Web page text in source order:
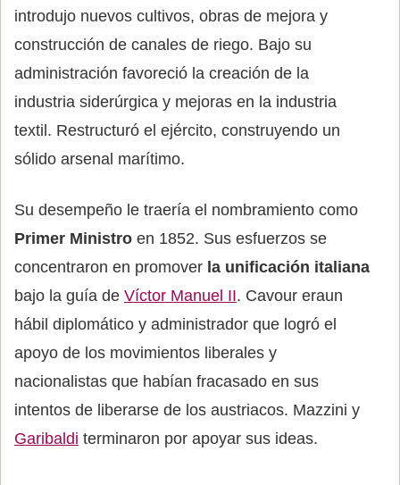
introdujo nuevos cultivos, obras de mejora y
construcción de canales de riego. Bajo su
administración favoreció la creación de la
industria siderúrgica y mejoras en la industria
textil. Restructuró el ejército, construyendo un
sólido arsenal marítimo.
Su desempeño le traería el nombramiento como
Primer Ministro en 1852. Sus esfuerzos se
concentraron en promover la unificación italiana
bajo la guía de Víctor Manuel II. Cavour eraun
hábil diplomático y administrador que logró el
apoyo de los movimientos liberales y
nacionalistas que habían fracasado en sus
intentos de liberarse de los austriacos. Mazzini y
Garibaldi terminaron por apoyar sus ideas.